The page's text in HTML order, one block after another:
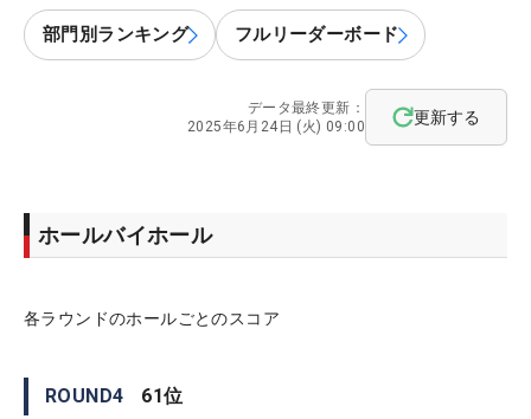
部門別ランキング フルリーダーボード
データ最終更新：
2025年6月24日 (火) 09:00
更新する
ホールバイホール
各ラウンドのホールごとのスコア
ROUND4 61位